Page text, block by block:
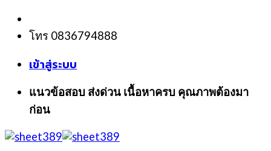
Skip
content
โทร 0836794888
เข้าสู่ระบบ
แนวข้อสอบ ส่งด่วน เนื้อหาครบ คุณภาพต้องมา
ก่อน